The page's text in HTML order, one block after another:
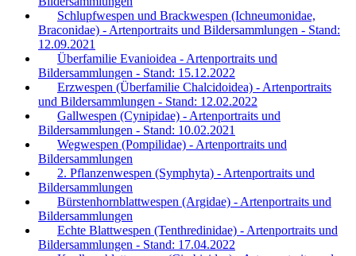
Schlupfwespen und Brackwespen (Ichneumonidae,
Braconidae) - Artenportraits und Bildersammlungen - Stand:
12.09.2021
Überfamilie Evanioidea - Artenportraits und
Bildersammlungen - Stand: 15.12.2022
Erzwespen (Überfamilie Chalcidoidea) - Artenportraits
und Bildersammlungen - Stand: 12.02.2022
Gallwespen (Cynipidae) - Artenportraits und
Bildersammlungen - Stand: 10.02.2021
Wegwespen (Pompilidae) - Artenportraits und
Bildersammlungen
2. Pflanzenwespen (Symphyta) - Artenportraits und
Bildersammlungen
Bürstenhornblattwespen (Argidae) - Artenportraits und
Bildersammlungen
Echte Blattwespen (Tenthredinidae) - Artenportraits und
Bildersammlungen - Stand: 17.04.2022